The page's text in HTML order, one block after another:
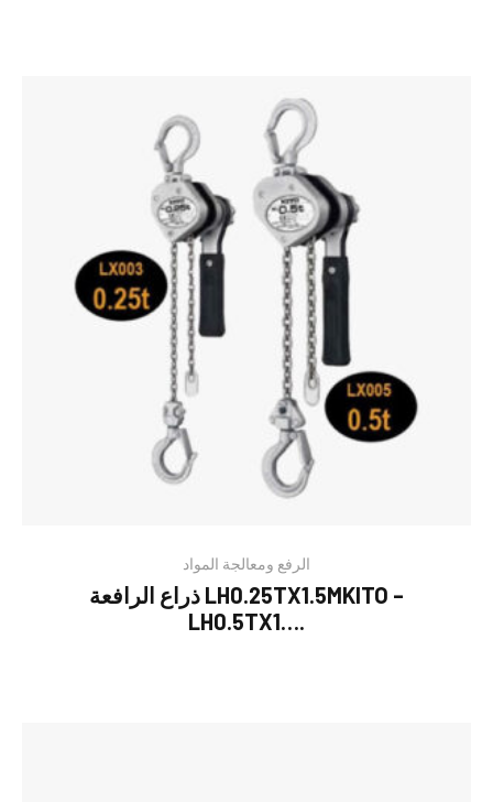
الرفع ومعالجة المواد
ذراع الرافعة LH0.25TX1.5MKITO –
LH0.5TX1….